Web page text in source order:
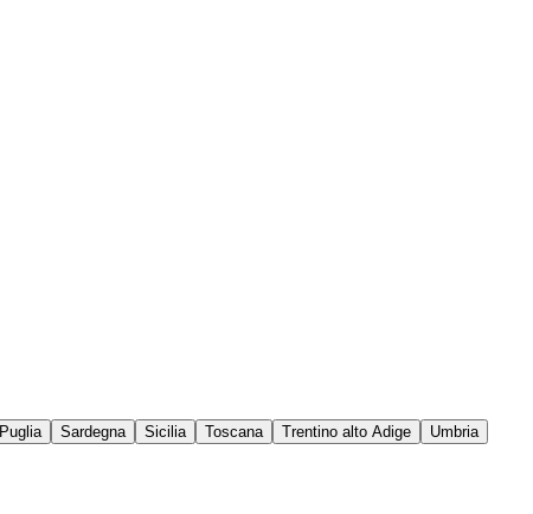
Puglia Sardegna Sicilia Toscana Trentino alto Adige
Umbria